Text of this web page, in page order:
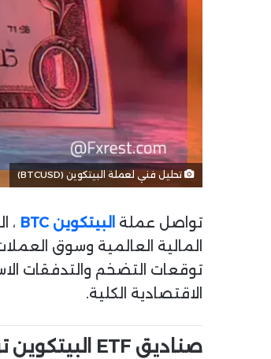
تحليل فني لعملة البيتكوين (BTCUSD)
تواصل عملة البيتكوين BTC
،
المالية العالمية وسوق
توقعات التضخم والتدفقات
الاقتصادية الكلية.
صناديق ETF البيتكوين تواصل جذب الاستثمار المؤسسي